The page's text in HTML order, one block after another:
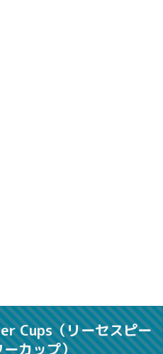
Cups（リーセスピー
カップ）